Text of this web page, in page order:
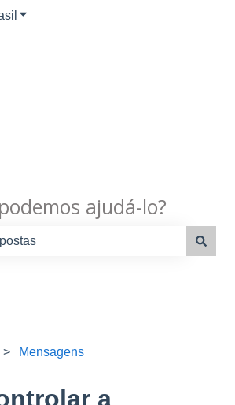
Mostrar submenu para traduções
ajudá-lo?
Mensagens
a